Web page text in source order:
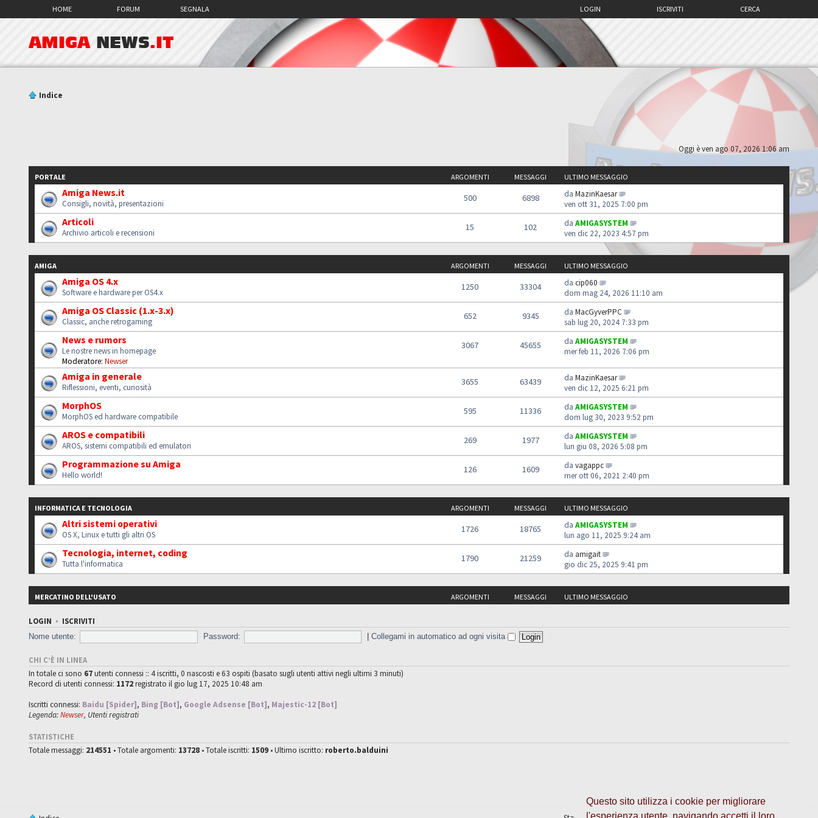
Questo sito utilizza i cookie per migliorare
l'esperienza utente, navigando accetti il loro
HOME FORUM SEGNALA CERCA
ISCRIVITI
LOGIN
AMIGA NEWS.IT
Indice
Oggi è ven ago 07, 2026 1:06 am
PORTALE ARGOMENTI MESSAGGI ULTIMO MESSAGGIO
Amiga News.it
Consigli, novità, presentazioni
500 6898 da MazinKaesar
ven ott 31, 2025 7:00 pm
Articoli
Archivio articoli e recensioni
15 102 da AMIGASYSTEM
ven dic 22, 2023 4:57 pm
AMIGA ARGOMENTI MESSAGGI ULTIMO MESSAGGIO
Amiga OS 4.x
Software e hardware per OS4.x
1250 33304 da cip060
dom mag 24, 2026 11:10 am
Amiga OS Classic (1.x-3.x)
Classic, anche retrogaming
652 9345 da MacGyverPPC
sab lug 20, 2024 7:33 pm
News e rumors
Le nostre news in homepage
Moderatore: Newser
3067 45655 da AMIGASYSTEM
mer feb 11, 2026 7:06 pm
Amiga in generale
Riflessioni, eventi, curiosità
3655 63439 da MazinKaesar
ven dic 12, 2025 6:21 pm
MorphOS
MorphOS ed hardware compatibile
595 11336 da AMIGASYSTEM
dom lug 30, 2023 9:52 pm
AROS e compatibili
AROS, sistemi compatibili ed emulatori
269 1977 da AMIGASYSTEM
lun giu 08, 2026 5:08 pm
Programmazione su Amiga
Hello world!
126 1609 da vagappc
mer ott 06, 2021 2:40 pm
INFORMATICA E TECNOLOGIA ARGOMENTI MESSAGGI ULTIMO MESSAGGIO
Altri sistemi operativi
OS X, Linux e tutti gli altri OS
1726 18765 da AMIGASYSTEM
lun ago 11, 2025 9:24 am
Tecnologia, internet, coding
Tutta l'informatica
1790 21259 da amigait
gio dic 25, 2025 9:41 pm
MERCATINO DELL'USATO ARGOMENTI MESSAGGI ULTIMO MESSAGGIO
LOGIN • ISCRIVITI
Nome utente:
Password: |Collegami in automatico ad ogni visita
CHI C’È IN LINEA
In totale ci sono 67utenti connessi :: 4 iscritti, 0 nascosti e 63 ospiti (basato sugli utenti attivi negli ultimi 3 minuti)
Record di utenti connessi: 1172registrato il gio lug 17, 2025 10:48 am
Iscritti connessi: Baidu [Spider], Bing [Bot], Google Adsense [Bot], Majestic-12 [Bot]
Legenda:Newser, Utenti registrati
STATISTICHE
Totale messaggi: 214551 • Totale argomenti: 13728 • Totale iscritti: 1509 • Ultimo iscritto: roberto.balduini